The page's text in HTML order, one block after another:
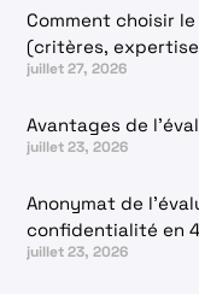
Comment choisir
(critères,
juillet 27, 2026
Avantages de
juillet 23, 2026
Anonymat de
confidentialité en
juillet 23, 2026